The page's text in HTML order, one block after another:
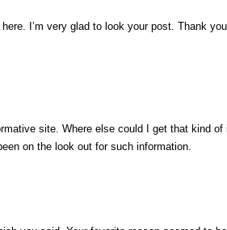
I’m very glad to look your post. Thank
site. Where else could I get that kind
on the look out for such information.